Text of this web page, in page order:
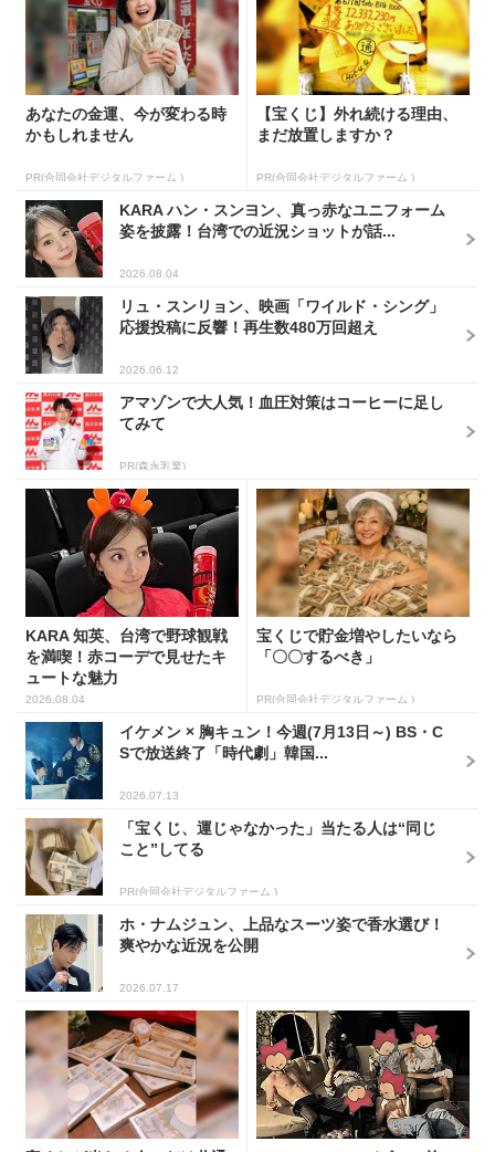
あなたの金運、今が変わる時
かもしれません
PR(合同会社デジタルファーム )
【宝くじ】外れ続ける理由、
まだ放置しますか？
PR(合同会社デジタルファーム )
KARA ハン・スンヨン、真っ赤なユニフォーム
姿を披露！台湾での近況ショットが話...
2026.08.04
リュ・スンリョン、映画「ワイルド・シング」
応援投稿に反響！再生数480万回超え
2026.06.12
アマゾンで大人気！血圧対策はコーヒーに足し
てみて
PR(森永乳業)
KARA 知英、台湾で野球観戦
を満喫！赤コーデで見せたキ
ュートな魅力
2026.08.04
宝くじで貯金増やしたいなら
「〇〇するべき」
PR(合同会社デジタルファーム )
イケメン × 胸キュン！今週(7月13日～) BS・C
Sで放送終了「時代劇」韓国...
2026.07.13
「宝くじ、運じゃなかった」当たる人は“同じ
こと”してる
PR(合同会社デジタルファーム )
ホ・ナムジュン、上品なスーツ姿で香水選び！
爽やかな近況を公開
2026.07.17